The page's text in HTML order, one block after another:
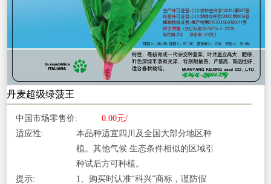
丹麦超级绿菠王
中国市场零售价:
0.00元/
适应性:
本品种适宜四川及全国大部分地区种
植。其他气候.生态条件相似的区域引
种试后方可种植。
提示:
1、购买时认准“科兴”商标，谨防假